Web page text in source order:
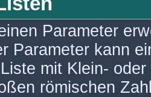
Parameter
Parameter kann
mit Klein-
römischen